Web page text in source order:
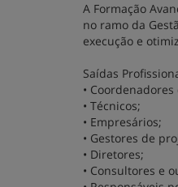
A Formação
no ramo da
execução e
Saídas
•
• Técnicos;
• Empresários;
• Gestores de
• Diretores;
• Consultores e